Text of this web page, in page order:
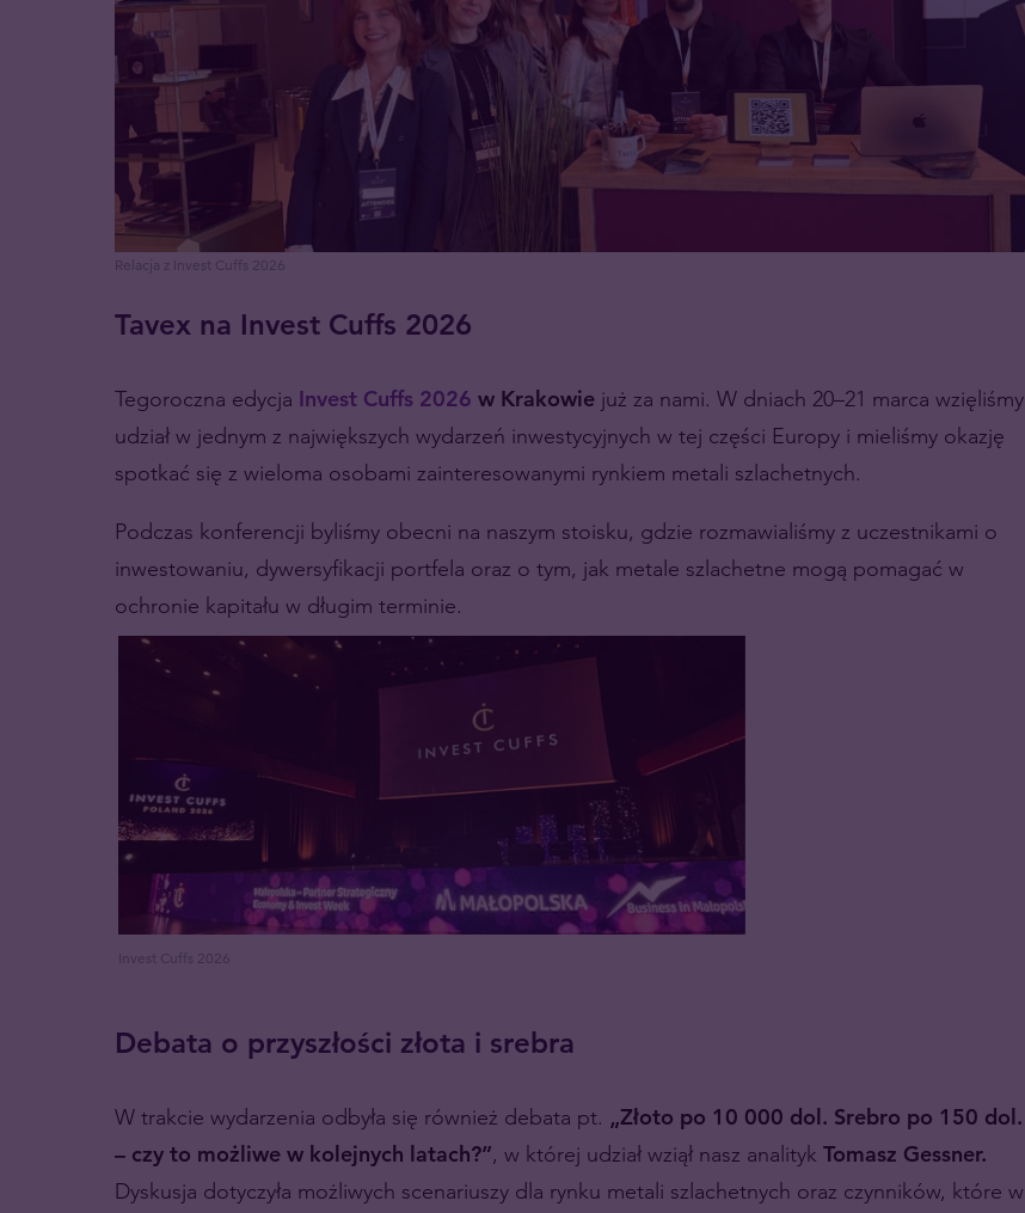
Relacja z Invest Cuffs 2026
Tavex na Invest Cuffs 2026
Tegoroczna edycja Invest Cuffs 2026 w Krakowie już za nami. W dniach 20–21 marca wzięliśmy
udział w jednym z największych wydarzeń inwestycyjnych w tej części Europy i mieliśmy okazję
spotkać się z wieloma osobami zainteresowanymi rynkiem metali szlachetnych.
Podczas konferencji byliśmy obecni na naszym stoisku, gdzie rozmawialiśmy z uczestnikami o
inwestowaniu, dywersyfikacji portfela oraz o tym, jak metale szlachetne mogą pomagać w
ochronie kapitału w długim terminie.
Invest Cuffs 2026
Debata o przyszłości złota i srebra
W trakcie wydarzenia odbyła się również debata pt. „Złoto po 10 000 dol. Srebro po 150 dol.
– czy to możliwe w kolejnych latach?”, w której udział wziął nasz analityk Tomasz Gessner.
Dyskusja dotyczyła możliwych scenariuszy dla rynku metali szlachetnych oraz czynników, które w